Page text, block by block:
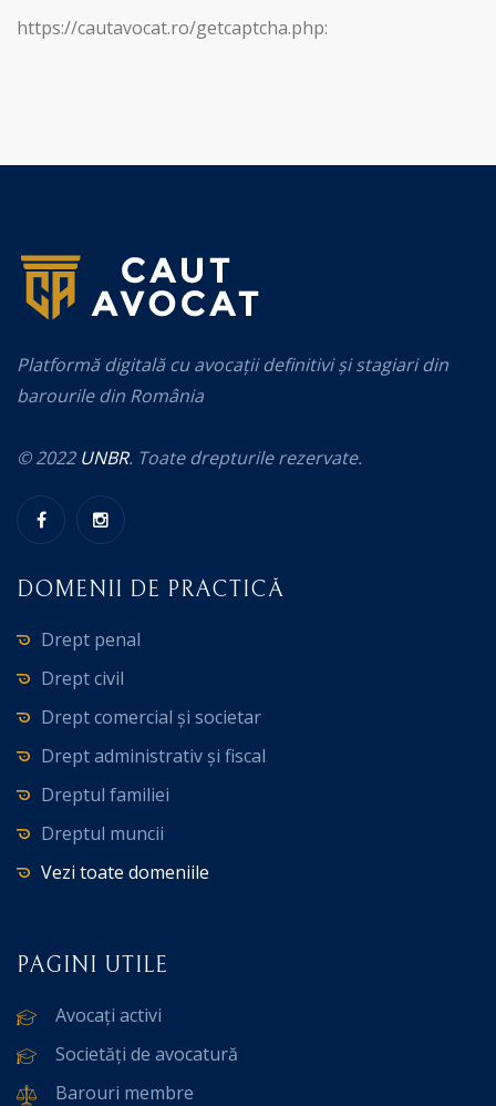
https://cautavocat.ro/getcaptcha.php:
Platformă digitală cu avocații definitivi și stagiari din
barourile din România
© 2022 UNBR. Toate drepturile rezervate.
DOMENII DE PRACTICĂ
Drept penal
Drept civil
Drept comercial și societar
Drept administrativ și fiscal
Dreptul familiei
Dreptul muncii
Vezi toate domeniile
PAGINI UTILE
Avocați activi
Societăți de avocatură
Barouri membre